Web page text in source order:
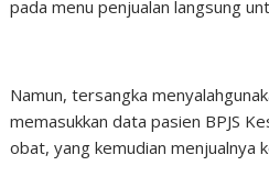
pada menu penjualan langsung
Namun, tersangka
memasukkan data pasien BPJS
obat, yang kemudian menjualnya